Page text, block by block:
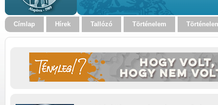
Címlap Hírek Tallózó Történelem